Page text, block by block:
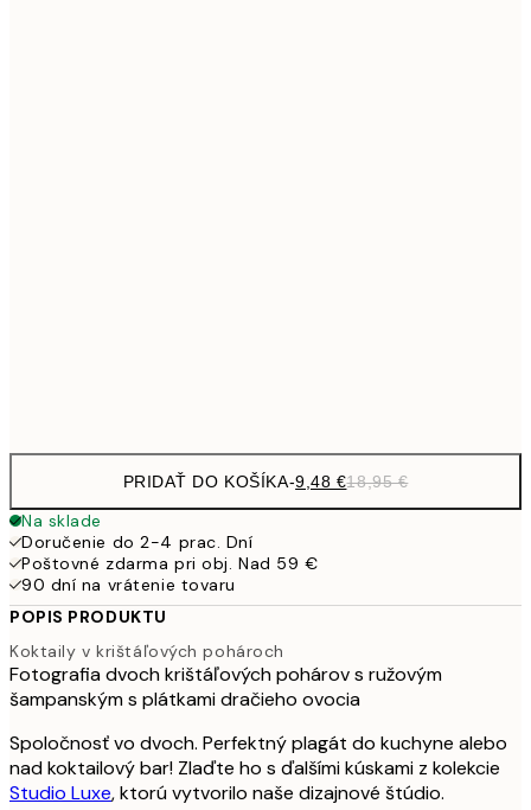
PRIDAŤ DO KOŠÍKA-9,48 €18,95 €
Na sklade
Doručenie do 2-4 prac. Dní
Poštovné zdarma pri obj. Nad 59 €
90 dní na vrátenie tovaru
POPIS PRODUKTU
Koktaily v krištáľových pohároch
Fotografia dvoch krištáľových pohárov s ružovým
šampanským s plátkami dračieho ovocia
Spoločnosť vo dvoch. Perfektný plagát do kuchyne alebo
nad koktailový bar! Zlaďte ho s ďalšími kúskami z kolekcie
Studio Luxe, ktorú vytvorilo naše dizajnové štúdio.